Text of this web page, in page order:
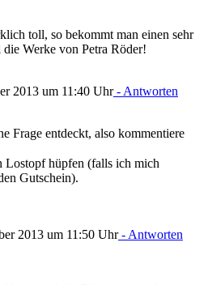
toll, so bekommt man einen sehr
Werke von Petra Röder!
2013 um 11:40 Uhr- Antworten
Frage entdeckt, also kommentiere
Lostopf hüpfen (falls ich mich
Gutschein).
2013 um 11:50 Uhr- Antworten